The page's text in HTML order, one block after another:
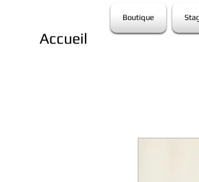
Accueil
Boutique